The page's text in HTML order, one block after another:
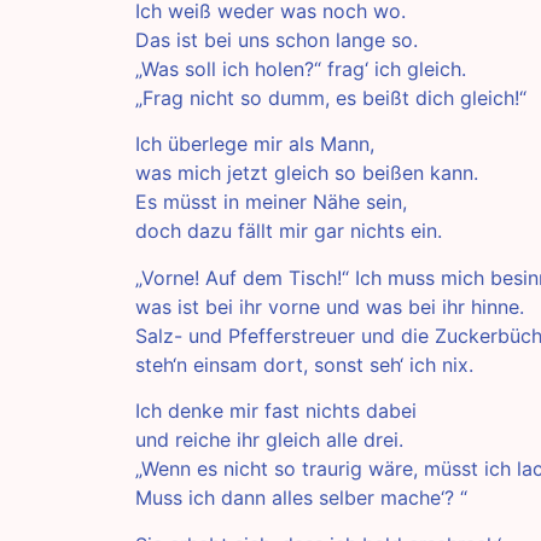
Ich weiß weder was noch wo.
Das ist bei uns schon lange so.
„Was soll ich holen?“ frag‘ ich gleich.
„Frag nicht so dumm, es beißt dich gleich!“
Ich überlege mir als Mann,
was mich jetzt gleich so beißen kann.
Es müsst in meiner Nähe sein,
doch dazu fällt mir gar nichts ein.
„Vorne! Auf dem Tisch!“ Ich muss mich
was ist bei ihr vorne und was bei ihr hinne.
Salz- und Pfefferstreuer und die
steh‘n einsam dort, sonst seh‘ ich nix.
Ich denke mir fast nichts dabei
und reiche ihr gleich alle drei.
„Wenn es nicht so traurig wäre, müsst ich
Muss ich dann alles selber mache‘? “